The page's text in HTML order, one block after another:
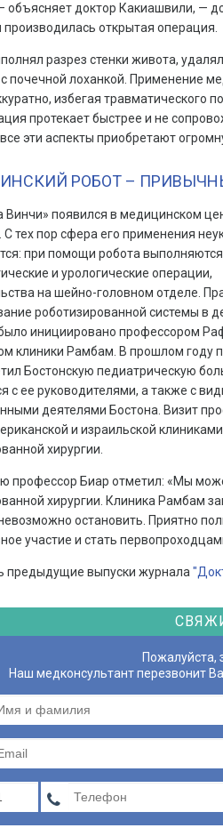
объясняет доктор Какиашвили, —
открытая операция.
разрез стенки живота,
почечной лоханкой. Применение
избегая травматического
протекает быстрее и не
эти аспекты приобретают
РОБОТ –
Винчи» появился в медицинском
С тех пор сфера его применения
при помощи робота выполняются
и урологические операции,
на шейно-головном отделе.
роботизированной системы в
инициировано профессором
клиники Рамбам. В прошлом году
Бостонскую педиатрическую
с ее руководителями, а также с
деятелями Бостона. Визит
и израильской
хирургии.
профессор Биар отметил: «Мы
хирургии. Клиника Рамбам
остановить. Приятно
участие и стать
предыдущие выпуски журнала
Пожалуйста,
Наш медконсультант перезвонит